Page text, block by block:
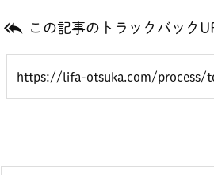
 この記事のトラックバック